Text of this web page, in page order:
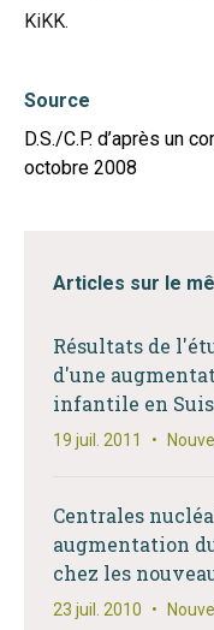
KiKK.
Source
D.S./C.P. d’après un
octobre 2008
Articles sur le
Résultats de
d'une
infantile en
19 juil. 2011 •
Centrales
augmentation
chez les
23 juil. 2010 •